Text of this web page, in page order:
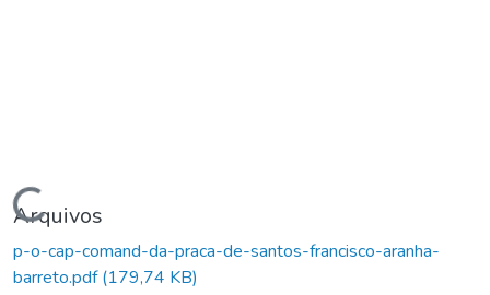
Carregando...
Arquivos
p-o-cap-comand-da-praca-de-santos-francisco-aranha-
barreto.pdf(179,74 KB)